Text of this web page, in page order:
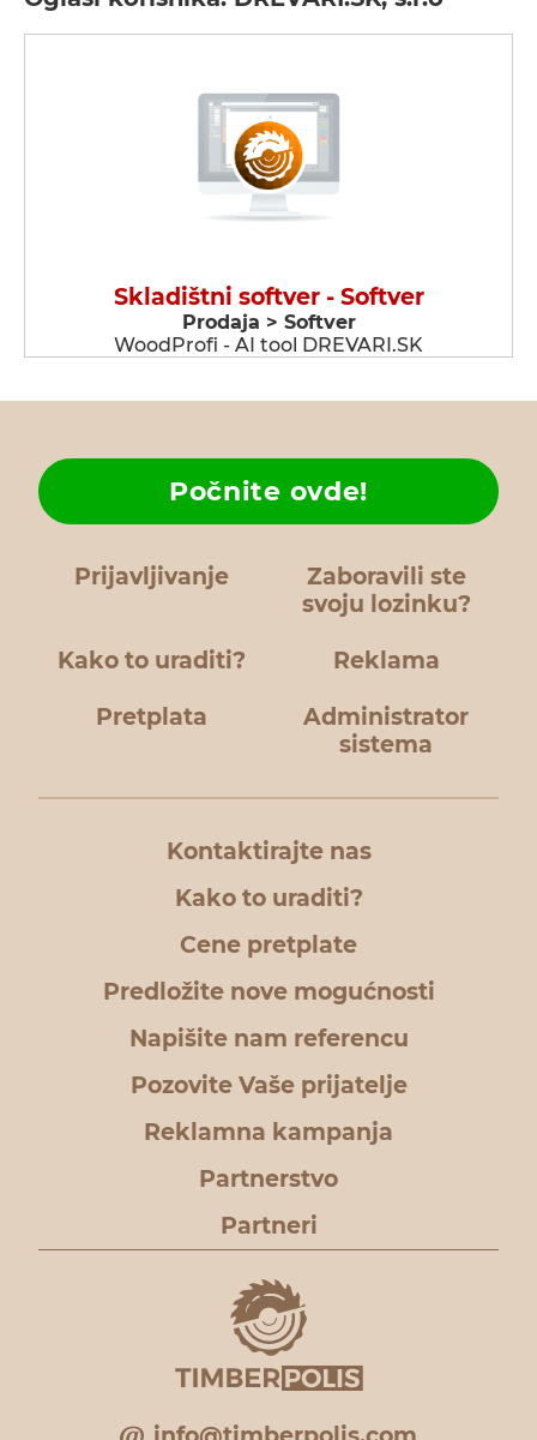
Skladištni softver - Softver
Prodaja > Softver
WoodProfi - AI tool DREVARI.SK
Prijavljivanje
Zaboravili ste
svoju lozinku?
Kako to uraditi?
Počnite ovde!
Reklama
Pretplata
Administrator
sistema
Kontaktirajte nas
Kako to uraditi?
Cene pretplate
Predložite nove mogućnosti
Napišite nam referencu
Pozovite Vaše prijatelje
Reklamna kampanja
Partnerstvo
Partneri